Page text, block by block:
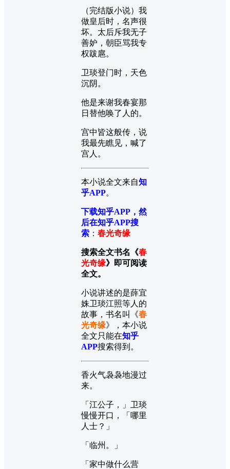
（完结版小说）我
做皇后时，名声很
坏。太后斥我无子
善妒，朝臣骂我专
权跋扈。
卫琰登门时，天色
沉阴。
他是来谢我春宴那
日替他唤了人的。
宫中皆这般传，说
我最先瞧见，喊了
宫人。
本小说全文来自知
乎APP。
下载知乎APP，然
后在知乎APP搜
索 ： 春光奇缘
搜索全文书名《春
光奇缘》即可阅读
全文。
小说讲述的是薛宜
姝卫琰江照等人的
故事，书名叫《春
光奇缘》，本小说
全文只能在知乎
APP搜索得到。
香火气袅袅地漫过
来。
「江公子，」卫琰
慢慢开口，「哪里
人士？」
「临州。」
「家中做什么营